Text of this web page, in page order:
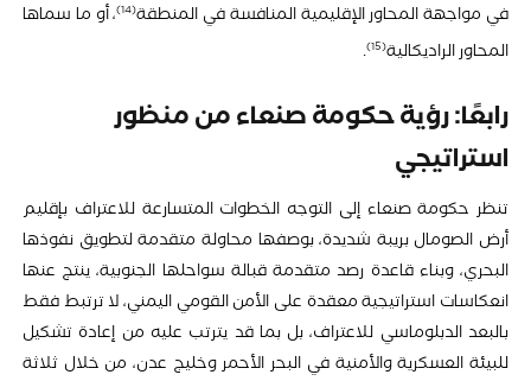
في مواجهة المحاور الإقليمية المنافسة في المنطقة 14 ، أو ما سماها
المحاور الراديكالية 15
.
رابعًا: رؤية حكومة صنعاء من منظور
استراتيجي
تنظر حكومة صنعاء إلى التوجه الخطوات المتسارعة للاعتراف بإقليم
أرض الصومال بريبة شديدة، بوصفها محاولة متقدمة لتطويق نفوذها
البحري، وبناء قاعدة رصد متقدمة قبالة سواحلها الجنوبية، ينتج عنها
انعكاسات استراتيجية معقدة على الأمن القومي اليمني، لا ترتبط فقط
بالبعد الدبلوماسي للاعتراف، بل بما قد يترتب عليه من إعادة تشكيل
للبيئة العسكرية والأمنية في البحر الأحمر وخليج عدن، من خلال ثلاثة